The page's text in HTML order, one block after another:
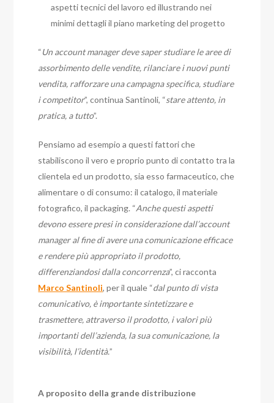
aspetti tecnici del lavoro ed illustrando nei
minimi dettagli il piano marketing del progetto
“Un account manager deve saper studiare le aree di
assorbimento delle vendite, rilanciare i nuovi punti
vendita, rafforzare una campagna specifica, studiare
i competitor”, continua Santinoli, “stare attento, in
pratica, a tutto”.
Pensiamo ad esempio a questi fattori che
stabiliscono il vero e proprio punto di contatto tra la
clientela ed un prodotto, sia esso farmaceutico, che
alimentare o di consumo: il catalogo, il materiale
fotografico, il packaging. “Anche questi aspetti
devono essere presi in considerazione dall’account
manager al fine di avere una comunicazione efficace
e rendere più appropriato il prodotto,
differenziandosi dalla concorrenza”, ci racconta
Marco Santinoli, per il quale “dal punto di vista
comunicativo, è importante sintetizzare e
trasmettere, attraverso il prodotto, i valori più
importanti dell’azienda, la sua comunicazione, la
visibilità, l’identità.”
A proposito della grande distribuzione